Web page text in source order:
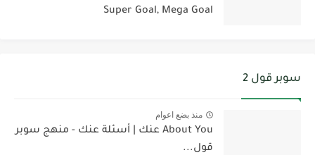
Super Goal, Mega Goal
سوبر قول 2
منذ بضع اعوام
About You عنك | أسئلة عنك - منهج سوبر
قول...